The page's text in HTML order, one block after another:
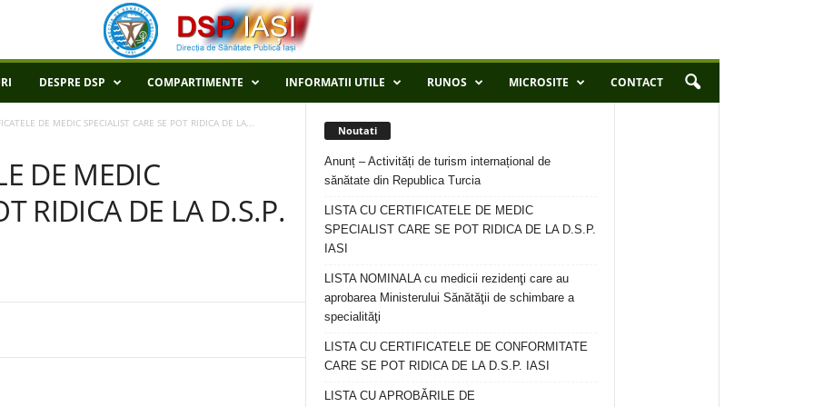
DESPRE DSP COMPARTIMENTE INFORMATII UTILE RUNOS MICROSITE CONTACT
DE MEDIC SPECIALIST CARE SE POT RIDICA DE LA...
DE MEDIC
RIDICA DE LA D.S.P.
Noutati
Anunț – Activități de turism internațional de
sănătate din Republica Turcia
LISTA CU CERTIFICATELE DE MEDIC
SPECIALIST CARE SE POT RIDICA DE LA D.S.P.
IASI
LISTA NOMINALA cu medicii rezidenţi care au
aprobarea Ministerului Sănătăţii de schimbare a
specialităţi
LISTA CU CERTIFICATELE DE CONFORMITATE
CARE SE POT RIDICA DE LA D.S.P. IASI
LISTA CU APROBĂRILE DE